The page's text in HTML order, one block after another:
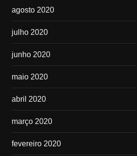
agosto 2020
julho 2020
junho 2020
maio 2020
abril 2020
março 2020
fevereiro 2020